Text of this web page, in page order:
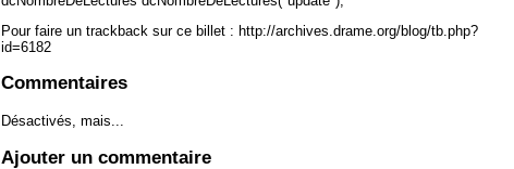
Pour faire un trackback sur ce billet : http://archives.drame.org/blog/tb.php?
id=6182
Commentaires
Désactivés, mais...
Ajouter un commentaire